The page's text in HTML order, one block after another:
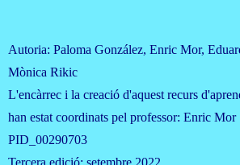
Autoria: Paloma González, Enric Mor,
Mònica Rikic
L'encàrrec i la creació d'aquest recurs
han estat coordinats pel professor: Enric Mor
PID_00290703
Tercera edició: setembre 2022